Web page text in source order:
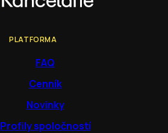
PLATFORMA
FAQ
Cenník
Novinky
Profily spoločností